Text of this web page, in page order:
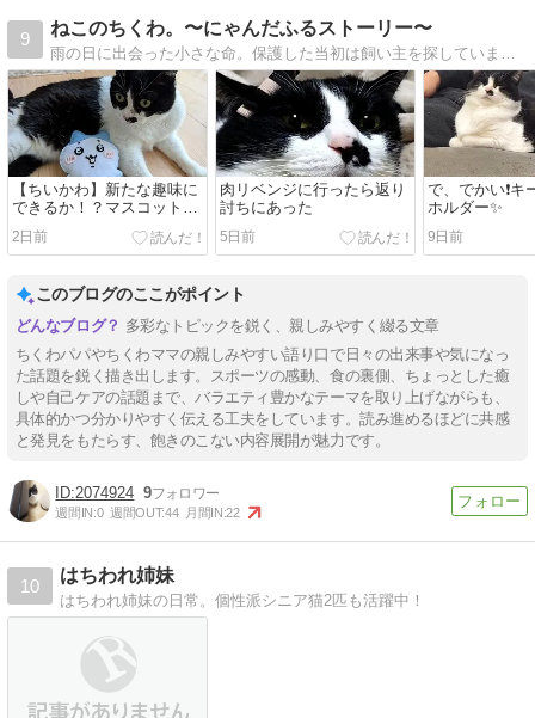
9
ねこのちくわ。〜にゃんだふるストーリー〜
雨の日に出会った小さな命。保護した当初は飼い主を探していましたが、その後すぐに家族として加入することに決定。とても衰弱していましたが無事回復しすくすくと成長しています！とってもやんちゃなお嬢様。ねこに関するいろいろな記事も書いていきます！
【ちいかわ】新たな趣味に
できるか！？マスコットを
手作りしてみた🤗
2日前
肉リベンジに行ったら返り
討ちにあった
5日前
で、でかい❗キ
ホルダー✨
9日前
このブログのここがポイント
多彩なトピックを鋭く、親しみやすく綴る文章
ちくわパパやちくわママの親しみやすい語り口で日々の出来事や気になっ
た話題を鋭く描き出します。スポーツの感動、食の裏側、ちょっとした癒
しや自己ケアの話題まで、バラエティ豊かなテーマを取り上げながらも、
具体的かつ分かりやすく伝える工夫をしています。読み進めるほどに共感
と発見をもたらす、飽きのこない内容展開が魅力です。
2074924 9
週間IN:0 週間OUT:44 月間IN:22
10
はちわれ姉妹
はちわれ姉妹の日常。個性派シニア猫2匹も活躍中！